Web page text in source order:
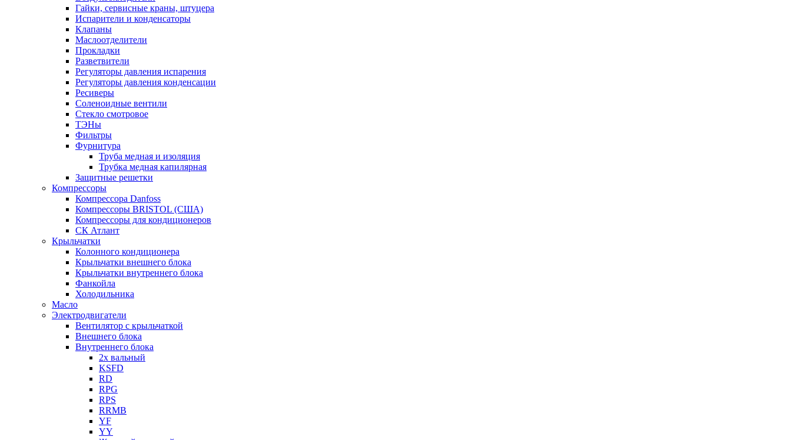
Гайки, сервисные краны, штуцера
Испарители и конденсаторы
Клапаны
Маслоотделители
Прокладки
Разветвители
Регуляторы давления испарения
Регуляторы давления конденсации
Ресиверы
Соленоидные вентили
Стекло смотровое
ТЭНы
Фильтры
Фурнитура
Труба медная и изоляция
Трубка медная капилярная
Защитные решетки
Компрессоры
Компрессора Danfoss
Компрессоры BRISTOL (США)
Компрессоры для кондиционеров
СК Атлант
Крыльчатки
Колонного кондиционера
Крыльчатки внешнего блока
Крыльчатки внутреннего блока
Фанкойла
Холодильника
Масло
Электродвигатели
Вентилятор с крыльчаткой
Внешнего блока
Внутреннего блока
2х вальный
KSFD
RD
RPG
RPS
RRMB
YF
YY